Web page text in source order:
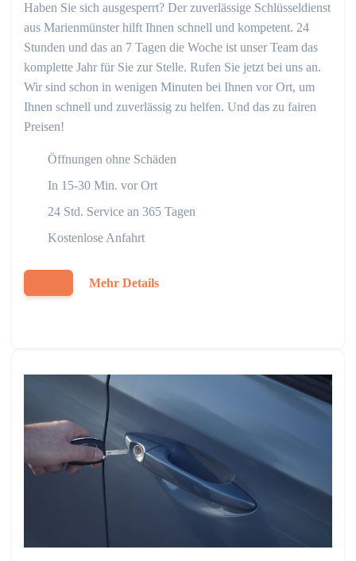
Haben Sie sich ausgesperrt? Der zuverlässige Schlüsseldienst
aus Marienmünster hilft Ihnen schnell und kompetent. 24
Stunden und das an 7 Tagen die Woche ist unser Team das
komplette Jahr für Sie zur Stelle. Rufen Sie jetzt bei uns an.
Wir sind schon in wenigen Minuten bei Ihnen vor Ort, um
Ihnen schnell und zuverlässig zu helfen. Und das zu fairen
Preisen!
Öffnungen ohne Schäden
In 15-30 Min. vor Ort
24 Std. Service an 365 Tagen
Kostenlose Anfahrt
Mehr Details